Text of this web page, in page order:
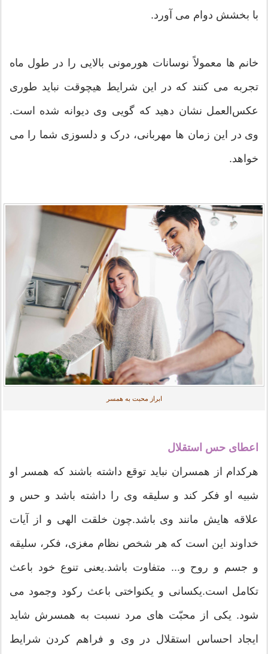
با بخشش دوام می آورد.
خانم ها معمولاً نوسانات هورمونی بالایی را در طول ماه
تجربه می کنند که در این شرایط هیچوقت نباید طوری
عکس‌العمل نشان دهید که گویی وی دیوانه شده است.
وی در این زمان ها مهربانی، درک و دلسوزی شما را می
خواهد.
ابراز محبت به همسر
اعطای حس استقلال
هرکدام از همسران نباید توقع داشته باشند که همسر او
شبیه او فکر کند و سلیقه وی را داشته باشد و حس و
علاقه هایش مانند وی باشد.چون خلقت الهی و از آیات
خداوند این است که هر شخص نظام مغزی، فکر، سلیقه
و جسم و روح و... متفاوت باشد.یعنی تنوع خود باعث
تکامل است.یکسانی و یکنواختی باعث رکود وجمود می
شود. یکی از محبّت های مرد نسبت به همسرش شاید
ایجاد احساس استقلال در وی و فراهم کردن شرایط